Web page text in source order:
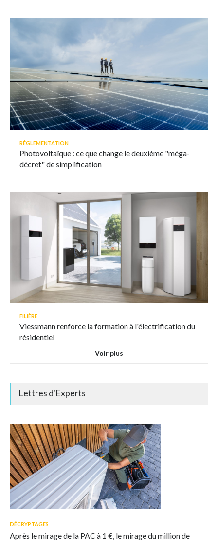
RÉGLEMENTATION
Photovoltaïque : ce que change le deuxième "méga-
décret" de simplification
FILIÈRE
Viessmann renforce la formation à l'électrification du
résidentiel
Voir plus
Lettres d'Experts
DÉCRYPTAGES
Après le mirage de la PAC à 1 €, le mirage du million de